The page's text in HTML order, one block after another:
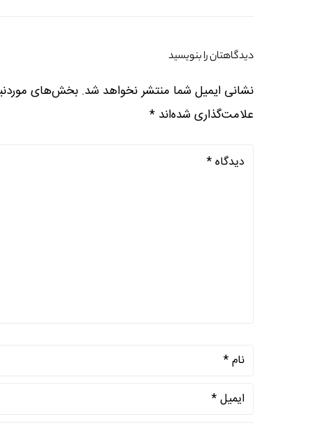
دیدگاهتان را بنویسید
نشانی ایمیل شما منتشر نخواهد شد. بخش‌های
علامت‌گذاری شده‌اند *